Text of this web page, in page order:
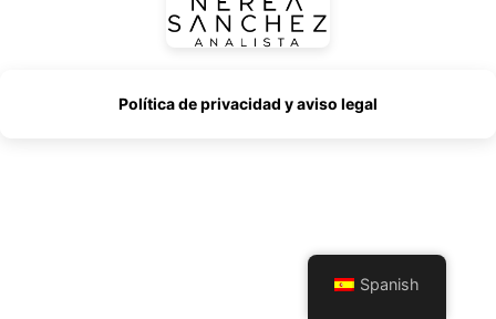
Política de privacidad y aviso legal
Spanish